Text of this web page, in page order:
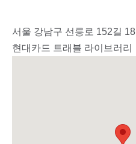
서울 강남구 선릉로 152길 18
현대카드 트래블 라이브러리